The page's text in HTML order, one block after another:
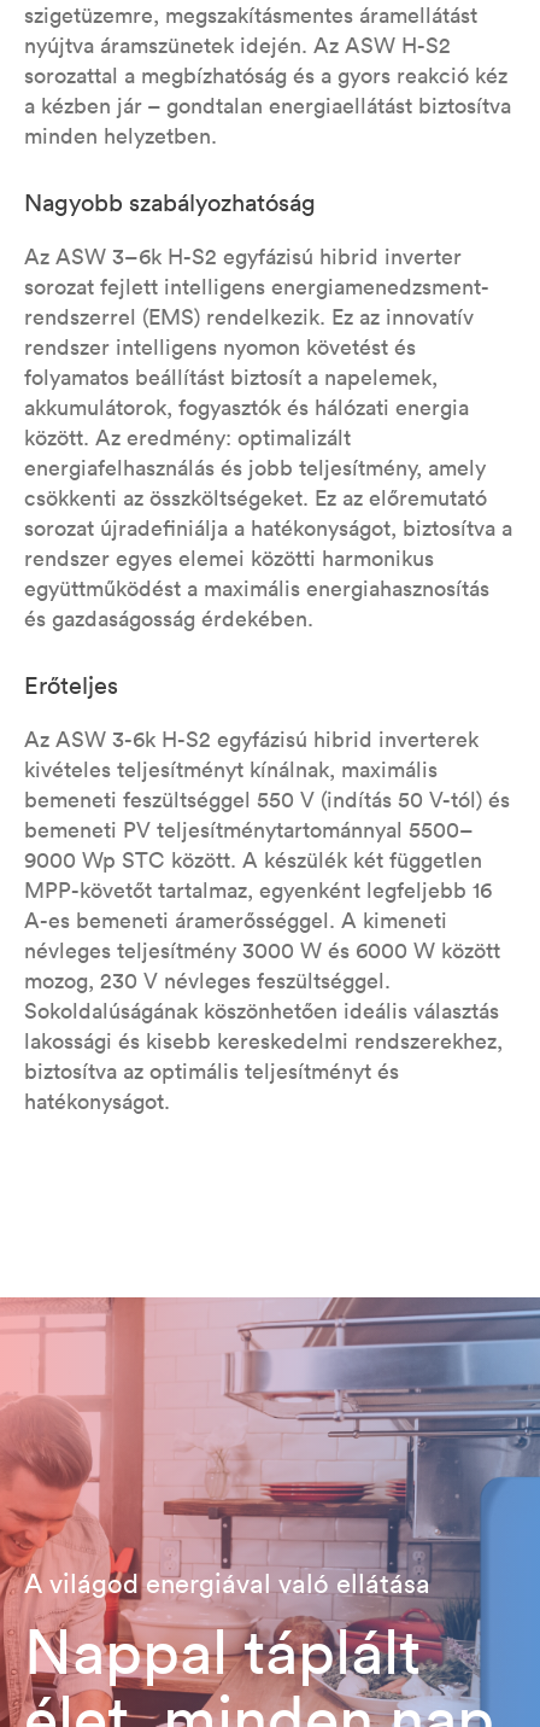
szigetüzemre, megszakításmentes áramellátást
nyújtva áramszünetek idején. Az ASW H-S2
sorozattal a megbízhatóság és a gyors reakció kéz
a kézben jár – gondtalan energiaellátást biztosítva
minden helyzetben.
Nagyobb szabályozhatóság
Az ASW 3–6k H-S2 egyfázisú hibrid inverter
sorozat fejlett intelligens energiamenedzsment-
rendszerrel (EMS) rendelkezik. Ez az innovatív
rendszer intelligens nyomon követést és
folyamatos beállítást biztosít a napelemek,
akkumulátorok, fogyasztók és hálózati energia
között. Az eredmény: optimalizált
energiafelhasználás és jobb teljesítmény, amely
csökkenti az összköltségeket. Ez az előremutató
sorozat újradefiniálja a hatékonyságot, biztosítva a
rendszer egyes elemei közötti harmonikus
együttműködést a maximális energiahasznosítás
és gazdaságosság érdekében.
Erőteljes
Az ASW 3-6k H-S2 egyfázisú hibrid inverterek
kivételes teljesítményt kínálnak, maximális
bemeneti feszültséggel 550 V (indítás 50 V-tól) és
bemeneti PV teljesítménytartománnyal 5500–
9000 Wp STC között. A készülék két független
MPP-követőt tartalmaz, egyenként legfeljebb 16
A-es bemeneti áramerősséggel. A kimeneti
névleges teljesítmény 3000 W és 6000 W között
mozog, 230 V névleges feszültséggel.
Sokoldalúságának köszönhetően ideális választás
lakossági és kisebb kereskedelmi rendszerekhez,
biztosítva az optimális teljesítményt és
hatékonyságot.
A világod energiával való ellátása
Nappal táplált